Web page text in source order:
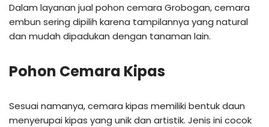
Dalam layanan jual pohon cemara Grobogan, cemara
embun sering dipilih karena tampilannya yang natural
dan mudah dipadukan dengan tanaman lain.
Pohon Cemara Kipas
Sesuai namanya, cemara kipas memiliki bentuk daun
menyerupai kipas yang unik dan artistik. Jenis ini cocok